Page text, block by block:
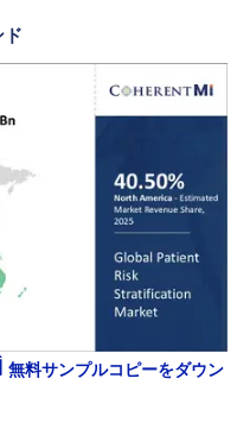
無料サンプルコピーをダウン